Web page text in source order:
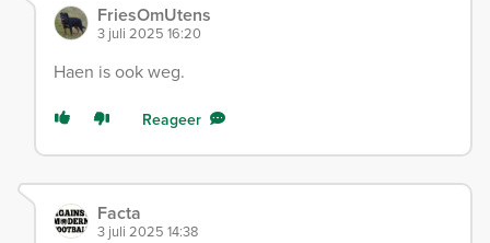
FriesOmUtens
3 juli 2025 16:20
Haen is ook weg.
Reageer
Facta
3 juli 2025 14:38